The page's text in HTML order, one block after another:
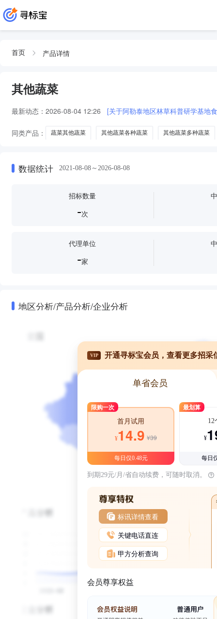
首页 产品详情
其他蔬菜
最新动态： 2026-08-04 12:26 [关于阿勒泰地区林草科普研学基地
同类产品： 蔬菜其他蔬菜 其他蔬菜各种蔬菜 其他蔬菜多种蔬菜
数据统计 2021-08-08～2026-08-08
招标数量
-次
代理单位
-家
地区分析/产品分析/企业分析
VIP 开通寻标宝会员，查看更多招采
单省会员
限购一次
首月试用
¥14.9 ¥39
每日仅0.48元
最划算
12
¥
每日
到期29元/月/省自动续费，可随时取消。
标讯详情查看
关键电话直连
甲方分析查询
会员尊享权益